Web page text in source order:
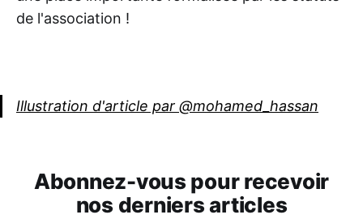
de l'association !
Illustration d'article par @mohamed_hassan
Abonnez-vous pour recevoir
nos derniers articles